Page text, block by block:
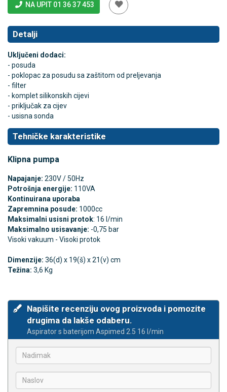
NA UPIT 01 36 37 453
Detalji
Uključeni dodaci:
- posuda
- poklopac za posudu sa zaštitom od preljevanja
- filter
- komplet silikonskih cijevi
- priključak za cijev
- usisna sonda
Tehničke karakteristike
Klipna pumpa
Napajanje: 230V / 50Hz
Potrošnja energije: 110VA
Kontinuirana uporaba
Zapremnina posude: 1000cc
Maksimalni usisni protok: 16 l/min
Maksimalno usisavanje: -0,75 bar
Visoki vakuum - Visoki protok
Dimenzije: 36(d) x 19(š) x 21(v) cm
Težina: 3,6 Kg
Napišite recenziju ovog proizvoda i pomozite
drugima da lakše odaberu.
Aspirator s baterijom Aspimed 2.5 16 l/min